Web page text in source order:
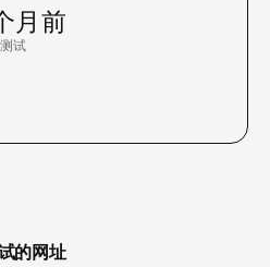
月前
试
的网址